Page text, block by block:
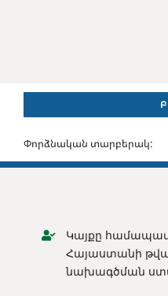
Փորձնական տարբերակ:
Կայքը
Հայաստանի
նախագծման